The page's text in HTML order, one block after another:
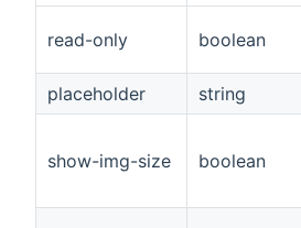
read-only boolean
placeholder
string
show-img-size boolean